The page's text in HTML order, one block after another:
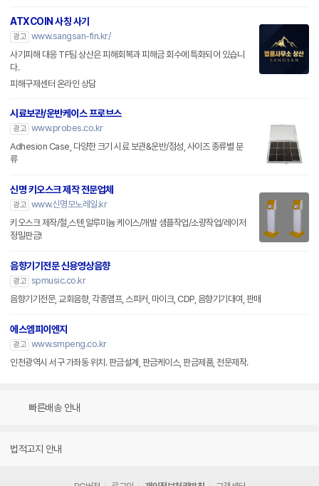
ATXCOIN 사칭 사기
광고 www.sangsan-fin.kr/
사기피해 대응 TF팀 상산은 피해회복과 피해금 회수에 특화되어 있습니
다.
피해구제센터 온라인 상담
시료보관/운반케이스 프로브스
광고 www.probes.co.kr
Adhesion Case, 다양한 크기 시료 보관&운반/점성, 사이즈 종류별 분
류
신명 키오스크 제작 전문업체
광고 www.신명모노레일.kr
키오스크 제작/철,스텐,알루미늄 케이스/개발 샘플작업/소량작업/레이저
정밀판금!
음향기기전문 신용영상음향
광고 spmusic.co.kr
음향기기전문, 교회음향, 각종앰프, 스피커, 마이크, CDP, 음향기기대여, 판매
에스엠피이엔지
광고 www.smpeng.co.kr
인천광역시 서구 가좌동 위치. 판금설계, 판금케이스, 판금제품, 전문제작.
빠른배송 안내
법적고지 안내